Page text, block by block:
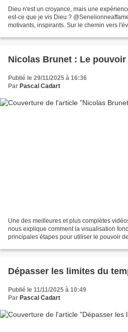
Dieu n'est un croyance, mais une
est-ce que je vis Dieu ?
motivants, inspirants. Sur le chemin vers
Nicolas Brunet : Le
Publié le 29/11/2025 à 16:36
Par Pascal Cadart
Une des meilleures et plus complètes
nous explique comment la visualisation
principales étapes pour utiliser le pouvoir
Dépasser les limites du
Publié le 11/11/2025 à 10:49
Par Pascal Cadart